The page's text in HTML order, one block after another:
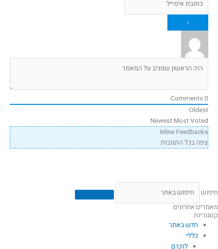
0
Oldest
NewestMost Voted
Inline Feedbacks
צפה בכל התגובות
חיפוש
מאמרים אחרונים
קטגוריות
חדש באתר
כללי
לזכרם